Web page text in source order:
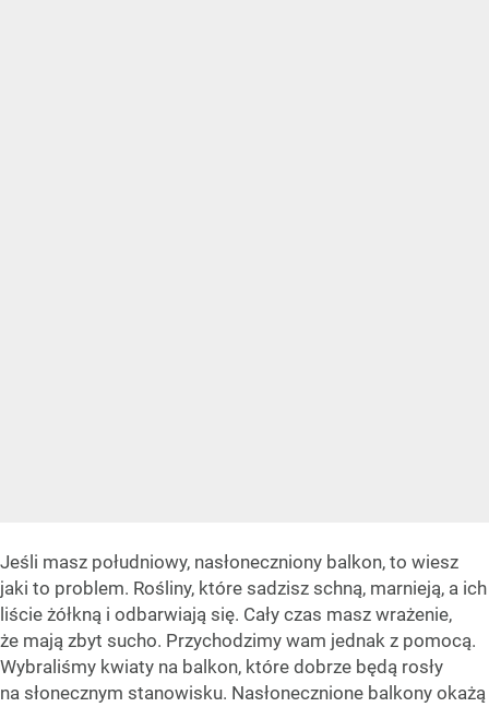
Jeśli masz południowy, nasłoneczniony balkon, to wiesz
jaki to problem. Rośliny, które sadzisz schną, marnieją, a ich
liście żółkną i odbarwiają się. Cały czas masz wrażenie,
że mają zbyt sucho. Przychodzimy wam jednak z pomocą.
Wybraliśmy kwiaty na balkon, które dobrze będą rosły
na słonecznym stanowisku. Nasłonecznione balkony okażą